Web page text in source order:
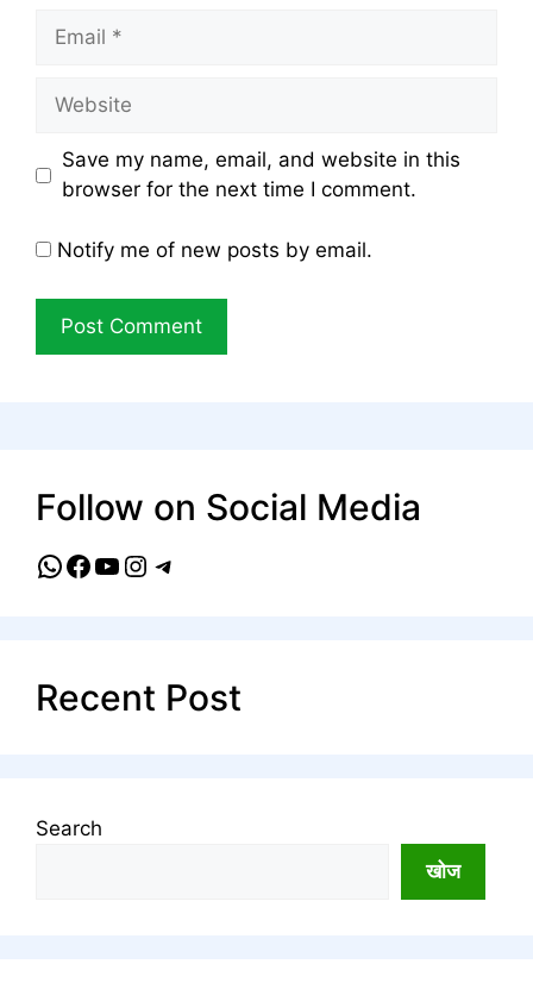
Email
Website
Save my name, email, and website in this
browser for the next time I comment.
Notify me of new posts by email.
Follow on Social Media
WhatsApp
Facebook
YouTube
Instagram
Telegram
Recent Post
Search
खोज